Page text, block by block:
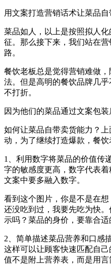
用文案打造营销话术让菜品自
菜品如人，以上是按照拟人
征。那么接下来，我们站在
路。
餐饮老板总是觉得营销难做
法。但是高明的餐饮品牌几
不打折。
因为他们的菜品通过文案包装
如何让菜品自带卖货能力？
动，为了继续打造爆款，餐饮
1、利用数字将菜品的价值传
字的敏感度更高，数字代表
文案中要多融入数字。
看到这个图片，你是不是在
还没吃到过，我要先吃为快
示吗？菜品的身价，要靠合适
2、简单描述菜品营养和口感
这样可以让顾客快速匹配自
值不是附上营养表，而是用